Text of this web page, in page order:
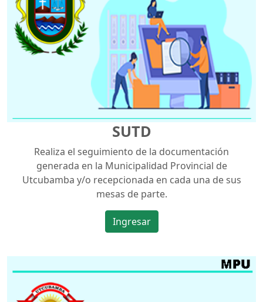
SUTD
Realiza el seguimiento de la documentación
generada en la Municipalidad Provincial de
Utcubamba y/o recepcionada en cada una de sus
mesas de parte.
Ingresar